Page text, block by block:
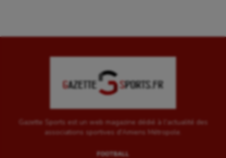
UNSS
Wakeboard
Gazette Sports est un web magazine dédié à l'actualité des
associations sportives d'Amiens Métropole.
FOOTBALL